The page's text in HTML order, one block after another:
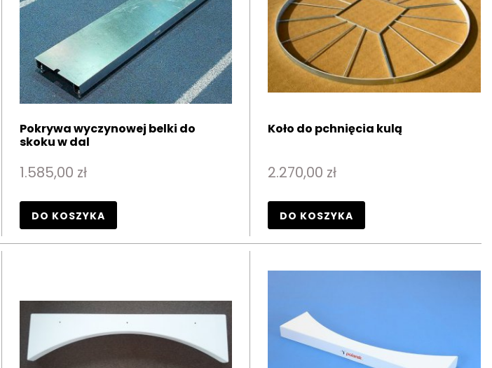
Pokrywa wyczynowej belki do
skoku w dal
1.585,00 zł
DO KOSZYKA
Koło do pchnięcia kulą
2.270,00 zł
DO KOSZYKA